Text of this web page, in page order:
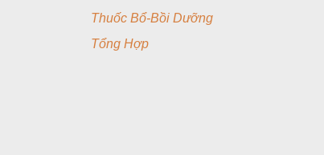
Thuốc Bổ-Bồi Dưỡng
Tổng Hợp